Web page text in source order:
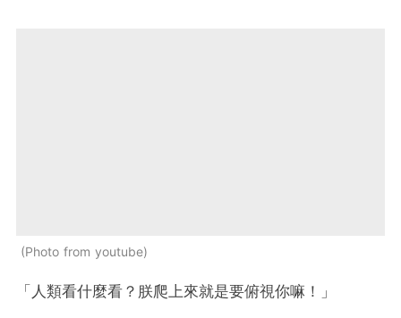
Photo from youtube
「人類看什麼看？朕爬上來就是要俯視你嘛！」